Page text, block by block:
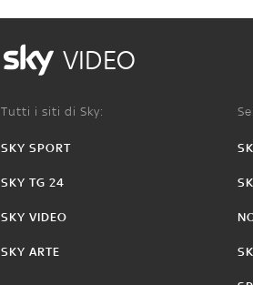
VIDEO
Tutti i siti di Sky:
SKY SPORT
SKY TG 24
SKY VIDEO
SKY ARTE